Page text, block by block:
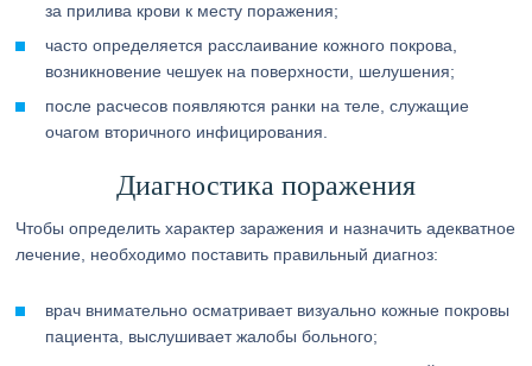
за прилива крови к месту поражения;
часто определяется расслаивание кожного покрова,
возникновение чешуек на поверхности, шелушения;
после расчесов появляются ранки на теле, служащие
очагом вторичного инфицирования.
Диагностика поражения
Чтобы определить характер заражения и назначить адекватное
лечение, необходимо поставить правильный диагноз:
врач внимательно осматривает визуально кожные покровы
пациента, выслушивает жалобы больного;